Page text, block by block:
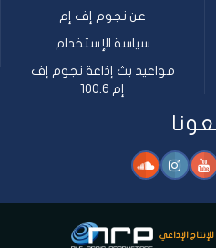
عن نجوم إف إم
سياسة الإستخدام
مواعيد بث إذاعة نجوم إف
إم 100.6
الإذاعي